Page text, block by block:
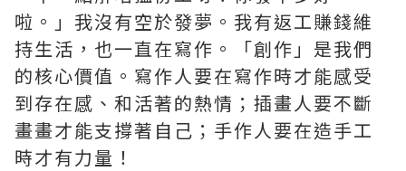
啦。」我沒有空於發夢。我有返工賺錢維
持生活，也一直在寫作。「創作」是我們
的核心價值。寫作人要在寫作時才能感受
到存在感、和活著的熱情；插畫人要不斷
畫畫才能支撐著自己；手作人要在造手工
時才有力量！